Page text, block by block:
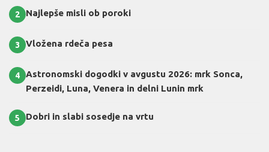
2 Najlepše misli ob poroki
3 Vložena rdeča pesa
4
Astronomski dogodki v avgustu 2026: mrk Sonca,
Perzeidi, Luna, Venera in delni Lunin mrk
5 Dobri in slabi sosedje na vrtu